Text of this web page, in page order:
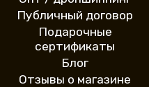
Публичный договор
Подарочные
сертификаты
Блог
Отзывы о магазине